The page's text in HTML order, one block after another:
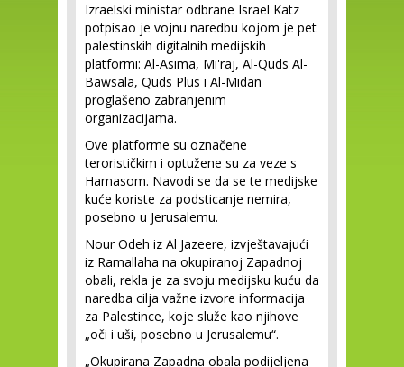
Izraelski ministar odbrane Israel Katz
potpisao je vojnu naredbu kojom je pet
palestinskih digitalnih medijskih
platformi: Al-Asima, Mi'raj, Al-Quds Al-
Bawsala, Quds Plus i Al-Midan
proglašeno zabranjenim
organizacijama.
Ove platforme su označene
terorističkim i optužene su za veze s
Hamasom. Navodi se da se te medijske
kuće koriste za podsticanje nemira,
posebno u Jerusalemu.
Nour Odeh iz Al Jazeere, izvještavajući
iz Ramallaha na okupiranoj Zapadnoj
obali, rekla je za svoju medijsku kuću da
naredba cilja važne izvore informacija
za Palestince, koje služe kao njihove
„oči i uši, posebno u Jerusalemu“.
„Okupirana Zapadna obala podijeljena